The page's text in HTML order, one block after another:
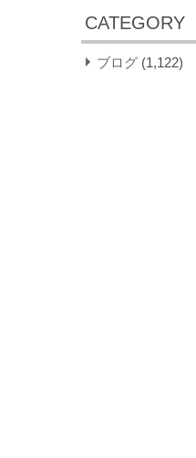
CATEGORY
ブログ(1,122)